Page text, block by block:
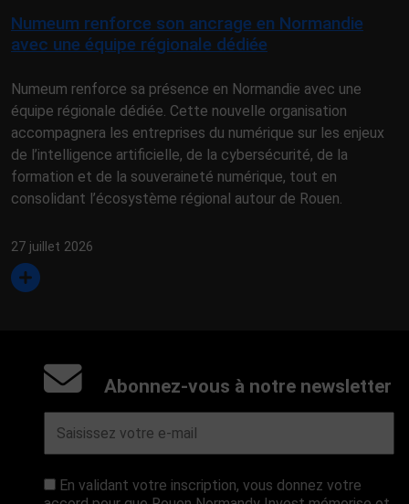
Numeum renforce son ancrage en Normandie
avec une équipe régionale dédiée
Numeum renforce sa présence en Normandie avec une
équipe régionale dédiée. Cette nouvelle organisation
accompagnera les entreprises du numérique sur les enjeux
de l’intelligence artificielle, de la cybersécurité, de la
formation et de la souveraineté numérique, tout en
consolidant l’écosystème régional autour de Rouen.
27 juillet 2026
Abonnez-vous à notre newsletter
En validant votre inscription, vous donnez votre